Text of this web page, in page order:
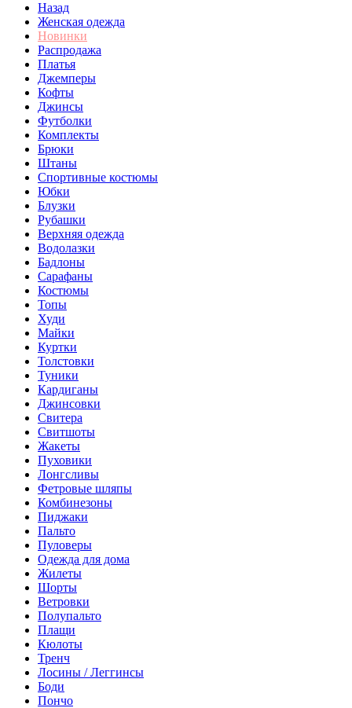
Назад
Женская одежда
Новинки
Распродажа
Платья
Джемперы
Кофты
Джинсы
Футболки
Комплекты
Брюки
Штаны
Спортивные костюмы
Юбки
Блузки
Рубашки
Верхняя одежда
Водолазки
Бадлоны
Сарафаны
Костюмы
Топы
Худи
Майки
Куртки
Толстовки
Туники
Кардиганы
Джинсовки
Свитера
Свитшоты
Жакеты
Пуховики
Лонгсливы
Фетровые шляпы
Комбинезоны
Пиджаки
Пальто
Пуловеры
Одежда для дома
Жилеты
Шорты
Ветровки
Полупальто
Плащи
Кюлоты
Тренч
Лосины / Леггинсы
Боди
Пончо